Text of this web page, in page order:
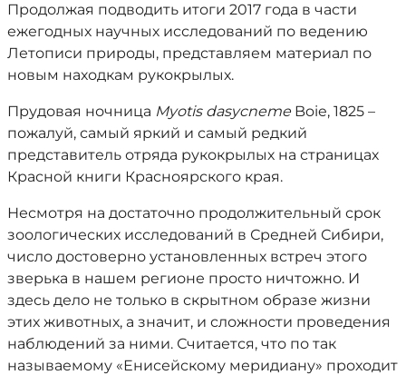
Продолжая подводить итоги 2017 года в части
ежегодных научных исследований по ведению
Летописи природы, представляем материал по
новым находкам рукокрылых.
Прудовая ночница Myotis dasycnemeBoie, 1825 –
пожалуй, самый яркий и самый редкий
представитель отряда рукокрылых на страницах
Красной книги Красноярского края.
Несмотря на достаточно продолжительный срок
зоологических исследований в Средней Сибири,
число достоверно установленных встреч этого
зверька в нашем регионе просто ничтожно. И
здесь дело не только в скрытном образе жизни
этих животных, а значит, и сложности проведения
наблюдений за ними. Считается, что по так
называемому «Енисейскому меридиану» проходит